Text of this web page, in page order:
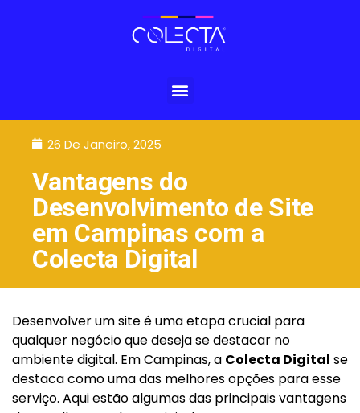
26 De Janeiro, 2025
Vantagens do
Desenvolvimento de Site
em Campinas com a
Colecta Digital
Desenvolver um site é uma etapa crucial para
qualquer negócio que deseja se destacar no
ambiente digital. Em Campinas, a Colecta Digital se
destaca como uma das melhores opções para esse
serviço. Aqui estão algumas das principais vantagens